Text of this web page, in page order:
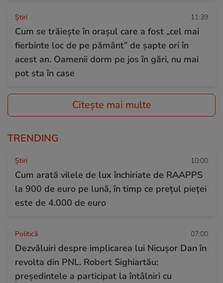
Ştiri 11:39
Cum se trăiește în orașul care a fost „cel mai
fierbinte loc de pe pământ” de șapte ori în
acest an. Oamenii dorm pe jos în gări, nu mai
pot sta în case
Citește mai multe
TRENDING
Ştiri 10:00
Cum arată vilele de lux închiriate de RAAPPS
la 900 de euro pe lună, în timp ce prețul pieței
este de 4.000 de euro
Politică 07:00
Dezvăluiri despre implicarea lui Nicușor Dan în
revolta din PNL. Robert Sighiartău:
președintele a participat la întâlniri cu